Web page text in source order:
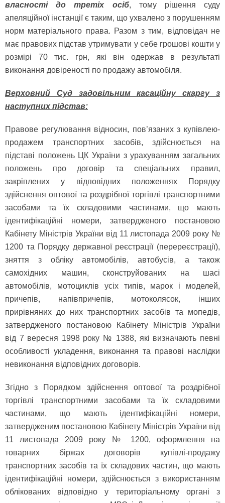
власності до третіх осіб, тому рішення суду
апеляційної інстанції є таким, що ухвалено з порушенням
норм матеріального права. Разом з тим, відповідач не
має правових підстав утримувати у себе грошові кошти у
розмірі 70 тис. грн, які він одержав в результаті
виконання довіреності по продажу автомобіля.
Верховний Суд задовільним касаційну скаргу з
наступних підстав:
Правове регулювання відносин, пов’язаних з купівлею-
продажем транспортних засобів, здійснюється на
підставі положень ЦК України з урахуванням загальних
положень про договір та спеціальних правил,
закріплених у відповідних положеннях Порядку
здійснення оптової та роздрібної торгівлі транспортними
засобами та їх складовими частинами, що мають
ідентифікаційні номери, затвердженого постановою
Кабінету Міністрів України від 11 листопада 2009 року №
1200 та Порядку державної реєстрації (перереєстрації),
зняття з обліку автомобілів, автобусів, а також
самохідних машин, сконструйованих на шасі
автомобілів, мотоциклів усіх типів, марок і моделей,
причепів, напівпричепів, мотоколясок, інших
прирівняних до них транспортних засобів та мопедів,
затвердженого постановою Кабінету Міністрів України
від 7 вересня 1998 року № 1388, які визначають певні
особливості укладення, виконання та правові наслідки
невиконання відповідних договорів.
Згідно з Порядком здійснення оптової та роздрібної
торгівлі транспортними засобами та їх складовими
частинами, що мають ідентифікаційні номери,
затвердженим постановою Кабінету Міністрів України від
11 листопада 2009 року № 1200, оформлення на
товарних біржах договорів купівлі-продажу
транспортних засобів та їх складових частин, що мають
ідентифікаційні номери, здійснюється з використанням
облікованих відповідно у територіальному органі з